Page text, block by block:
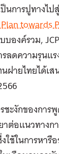
นการปูทางไป
towards
องค์รวม,
รลดความรุนแ
ฝายไทยได้เ
ชะงักของกา
ต่อแนวทางก
ใช้ในการหา